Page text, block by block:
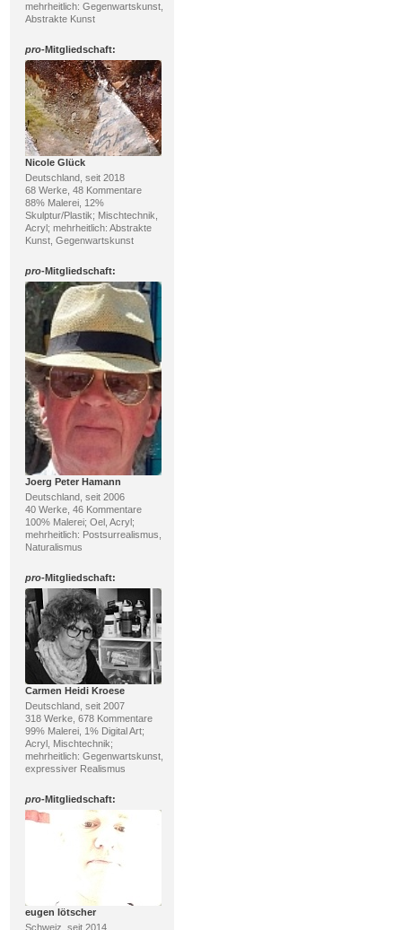
mehrheitlich: Gegenwartskunst,
Abstrakte Kunst
pro-Mitgliedschaft:
Nicole Glück
Deutschland, seit 2018
68 Werke, 48 Kommentare
88% Malerei, 12%
Skulptur/Plastik; Mischtechnik,
Acryl; mehrheitlich: Abstrakte
Kunst, Gegenwartskunst
pro-Mitgliedschaft:
Joerg Peter Hamann
Deutschland, seit 2006
40 Werke, 46 Kommentare
100% Malerei; Oel, Acryl;
mehrheitlich: Postsurrealismus,
Naturalismus
pro-Mitgliedschaft:
Carmen Heidi Kroese
Deutschland, seit 2007
318 Werke, 678 Kommentare
99% Malerei, 1% Digital Art;
Acryl, Mischtechnik;
mehrheitlich: Gegenwartskunst,
expressiver Realismus
pro-Mitgliedschaft:
eugen lötscher
Schweiz, seit 2014